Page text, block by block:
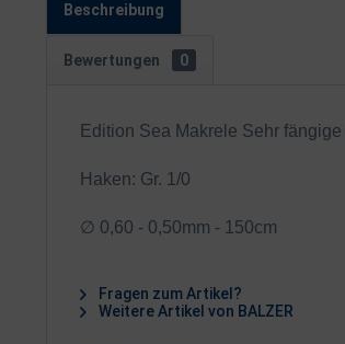
Beschreibung
Bewertungen 0
Edition Sea Makrele Sehr
Haken: Gr. 1/0
∅ 0,60 - 0,50mm - 150cm
Fragen zum Artikel?
Weitere Artikel von BALZER